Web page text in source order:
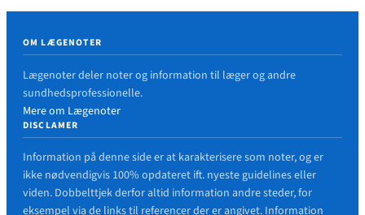
OM LÆGENOTER
Lægenoter deler noter og information til læger og andre
sundhedsprofessionelle.
Mere om Lægenoter
DISCLAMER
Information på denne side er at karakterisere som noter, og er
ikke nødvendigvis 100% opdateret ift. nyeste guidelines eller
viden. Dobbelttjek derfor altid information andre steder, for
eksempel via de links til referencer der er angivet. Information